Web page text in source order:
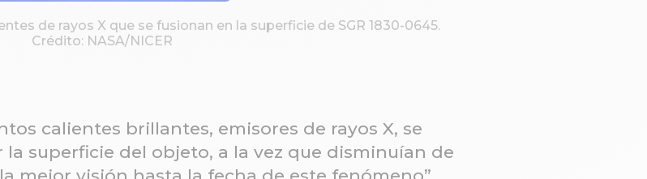
de rayos X que se fusionan en la superficie de SGR 1830-0645.
Crédito: NASA/NICER
calientes brillantes, emisores de rayos X, se
superficie del objeto, a la vez que disminuían de